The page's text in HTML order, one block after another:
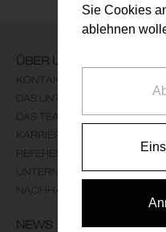
ÜBER UNS
KONTAKT
DAS UNTERNEHMEN
DAS TEAM
KARRIERE
REFERENZEN
UNTERNEHMENSLEITBILD
NACHHALTIGKEIT
NEWS
Sie Cookies
ablehnen